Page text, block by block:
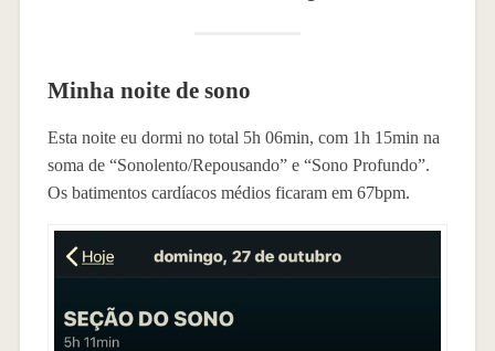
Minha noite de sono
Esta noite eu dormi no total 5h 06min, com 1h 15min na
soma de “Sonolento/Repousando” e “Sono Profundo”.
Os batimentos cardíacos médios ficaram em 67bpm.